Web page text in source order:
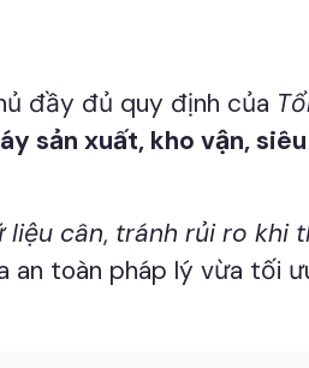
đầy đủ quy định của
sản xuất, kho vận,
liệu cân, tránh rủi ro khi
an toàn pháp lý vừa tối